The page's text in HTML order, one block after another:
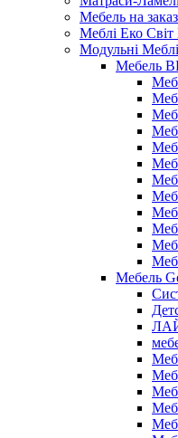
Мебель на
Меблі Еко Світ
Модульні Меблі
Мебель
Мебель